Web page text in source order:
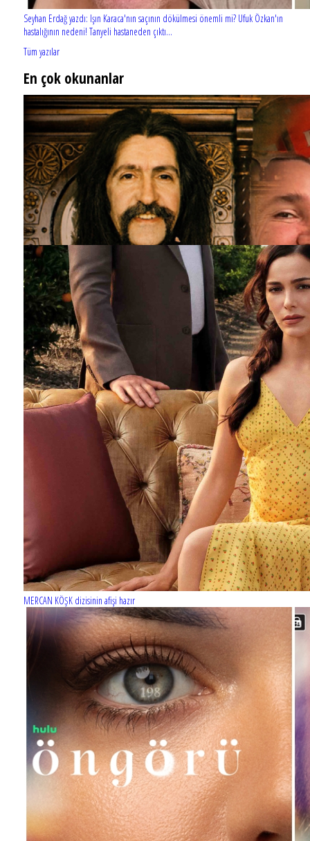
Seyhan Erdağ yazdı: Işın Karaca'nın saçının dökülmesi önemli mi? Ufuk Özkan'ın
hastalığının nedeni! Tanyeli hastaneden çıktı...
Tüm yazılar
En çok okunanlar
Barış Manço'nun mirasçıları mahkemede!
MERCAN KÖŞK dizisinin afişi hazır